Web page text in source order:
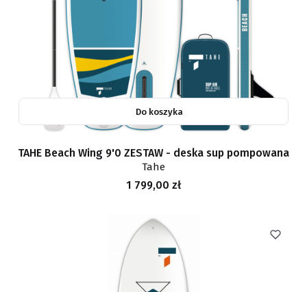
Do koszyka
TAHE Beach Wing 9'0 ZESTAW - deska sup pompowana
Tahe
Cena
1 799,00 zł